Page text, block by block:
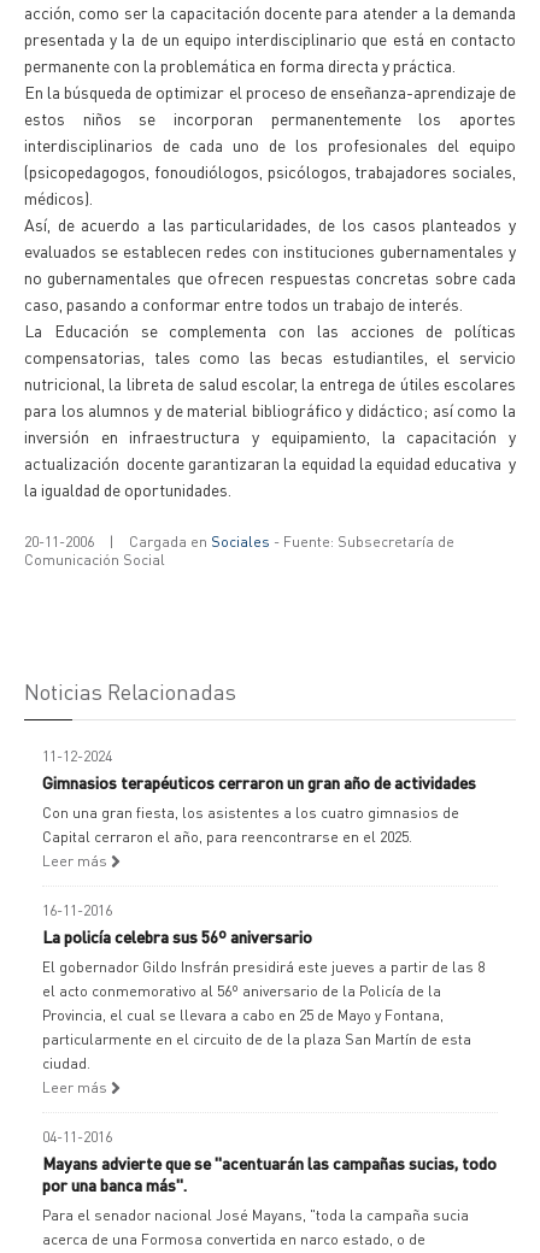
acción, como ser la capacitación docente para atender a la demanda
presentada y la de un equipo interdisciplinario que está en contacto
permanente con la problemática en forma directa y práctica.
En la búsqueda de optimizar el proceso de enseñanza-aprendizaje de
estos niños se incorporan permanentemente los aportes
interdisciplinarios de cada uno de los profesionales del equipo
(psicopedagogos, fonoudiólogos, psicólogos, trabajadores sociales,
médicos).
Así, de acuerdo a las particularidades, de los casos planteados y
evaluados se establecen redes con instituciones gubernamentales y
no gubernamentales que ofrecen respuestas concretas sobre cada
caso, pasando a conformar entre todos un trabajo de interés.
La Educación se complementa con las acciones de políticas
compensatorias, tales como las becas estudiantiles, el servicio
nutricional, la libreta de salud escolar, la entrega de útiles escolares
para los alumnos y de material bibliográfico y didáctico; así como la
inversión en infraestructura y equipamiento, la capacitación y
actualización docente garantizaran la equidad la equidad educativa y
la igualdad de oportunidades.
20-11-2006 | Cargada en Sociales - Fuente: Subsecretaría de
Comunicación Social
Noticias Relacionadas
11-12-2024
Gimnasios terapéuticos cerraron un gran año de actividades
Con una gran fiesta, los asistentes a los cuatro gimnasios de
Capital cerraron el año, para reencontrarse en el 2025.
Leer más
16-11-2016
La policía celebra sus 56º aniversario
El gobernador Gildo Insfrán presidirá este jueves a partir de las 8
el acto conmemorativo al 56º aniversario de la Policía de la
Provincia, el cual se llevara a cabo en 25 de Mayo y Fontana,
particularmente en el circuito de de la plaza San Martín de esta
ciudad.
Leer más
04-11-2016
Mayans advierte que se "acentuarán las campañas sucias, todo
por una banca más".
Para el senador nacional José Mayans, "toda la campaña sucia
acerca de una Formosa convertida en narco estado, o de